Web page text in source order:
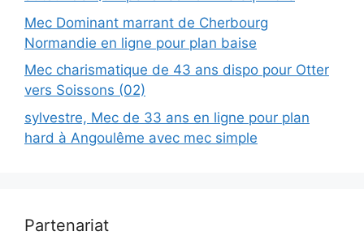
Mec Dominant marrant de Cherbourg
Normandie en ligne pour plan baise
Mec charismatique de 43 ans dispo pour Otter
vers Soissons (02)
sylvestre, Mec de 33 ans en ligne pour plan
hard à Angoulême avec mec simple
Partenariat